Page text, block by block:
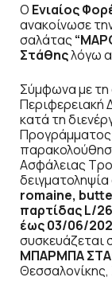
Ο Ενιαίος
ανακοίνωσε
σαλάτας
Στάθηςλόγω
Σύμφωνα με τη
Περιφερειακή
κατά τη
Προγράμματος
Ασφάλειας
romaine,
παρτίδας L/
έως 03/06/
συσκευάζεται
ΜΠΑΡΜΠΑ